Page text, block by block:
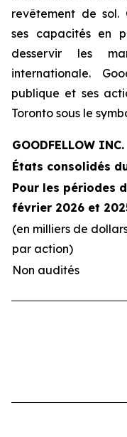
revêtement de sol.
ses capacités en
desservir les
internationale.
publique et ses
Toronto sous le
GOODFELLOW INC.
États consolidés
Pour les périodes
février 2026 et
(en milliers de
par action)
Non audités